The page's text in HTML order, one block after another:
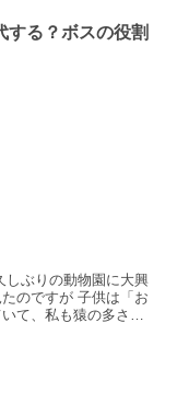
する？ボスの役割
しぶりの動物園に大興
のですが 子供は「お
て、私も猿の多さに